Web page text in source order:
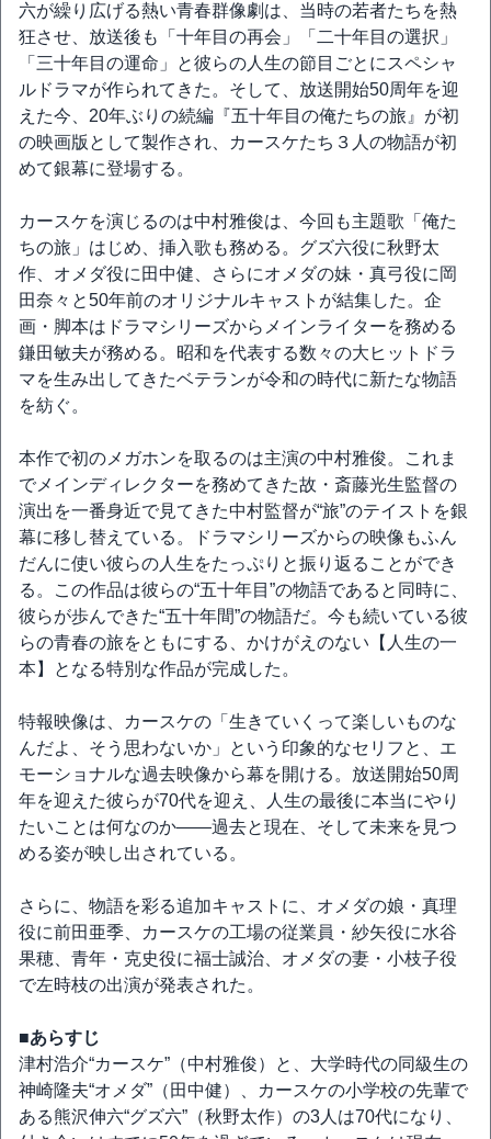
六が繰り広げる熱い青春群像劇は、当時の若者たちを熱
狂させ、放送後も「十年目の再会」「二十年目の選択」
「三十年目の運命」と彼らの人生の節目ごとにスペシャ
ルドラマが作られてきた。そして、放送開始50周年を迎
えた今、20年ぶりの続編『五十年目の俺たちの旅』が初
の映画版として製作され、カースケたち３人の物語が初
めて銀幕に登場する。
カースケを演じるのは中村雅俊は、今回も主題歌「俺た
ちの旅」はじめ、挿入歌も務める。グズ六役に秋野太
作、オメダ役に田中健、さらにオメダの妹・真弓役に岡
田奈々と50年前のオリジナルキャストが結集した。企
画・脚本はドラマシリーズからメインライターを務める
鎌田敏夫が務める。昭和を代表する数々の大ヒットドラ
マを生み出してきたベテランが令和の時代に新たな物語
を紡ぐ。
本作で初のメガホンを取るのは主演の中村雅俊。これま
でメインディレクターを務めてきた故・斎藤光生監督の
演出を一番身近で見てきた中村監督が“旅”のテイストを銀
幕に移し替えている。ドラマシリーズからの映像もふん
だんに使い彼らの人生をたっぷりと振り返ることができ
る。この作品は彼らの“五十年目”の物語であると同時に、
彼らが歩んできた“五十年間”の物語だ。今も続いている彼
らの青春の旅をともにする、かけがえのない【人生の一
本】となる特別な作品が完成した。
特報映像は、カースケの「生きていくって楽しいものな
んだよ、そう思わないか」という印象的なセリフと、エ
モーショナルな過去映像から幕を開ける。放送開始50周
年を迎えた彼らが70代を迎え、人生の最後に本当にやり
たいことは何なのか――過去と現在、そして未来を見つ
める姿が映し出されている。
さらに、物語を彩る追加キャストに、オメダの娘・真理
役に前田亜季、カースケの工場の従業員・紗矢役に水谷
果穂、青年・克史役に福士誠治、オメダの妻・小枝子役
で左時枝の出演が発表された。
■あらすじ
津村浩介“カースケ”（中村雅俊）と、大学時代の同級生の
神崎隆夫“オメダ”（田中健）、カースケの小学校の先輩で
ある熊沢伸六“グズ六”（秋野太作）の3人は70代になり、